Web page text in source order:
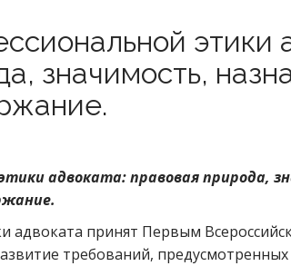
этики
значимость,
адвоката: правовая природа,
адвоката принят Первым
требований, предусмотренных